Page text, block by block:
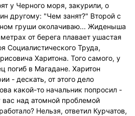
у Черного моря, закурили, о
другому: "Чем занят?" Второй с
груши околачиваю... Жиденыша
от берега плавает ушастая
Социалистического Труда,
Харитона. Того самого, у
погиб в Магадане. Харитон
- дескать, от этого дело
какой-то начальник попросил -
вас над атомной проблемой
Нельзя, ответил Курчатов,